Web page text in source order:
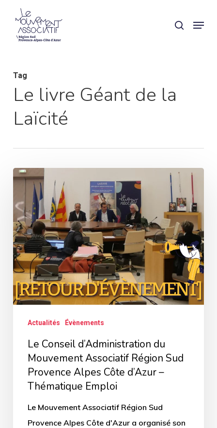
main
search
Menu
Tag
Le livre Géant de la
Laïcité
Le
Conseil
d’Administration
du
Mouvement
Associatif
Région
Sud
Provence
d’Azur
Thématique
Emploi
Actualités Évènements
Le Conseil d’Administration du
Mouvement Associatif Région Sud
Provence Alpes Côte d’Azur –
Thématique Emploi
Le Mouvement Associatif Région Sud
Provence Alpes Côte d'Azur a organisé son
Panneau de gestion des cookies